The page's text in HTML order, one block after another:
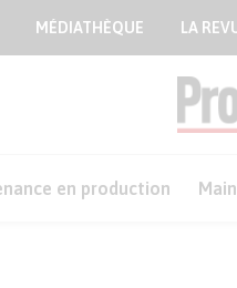
MÉDIATHÈQUE LA
en production